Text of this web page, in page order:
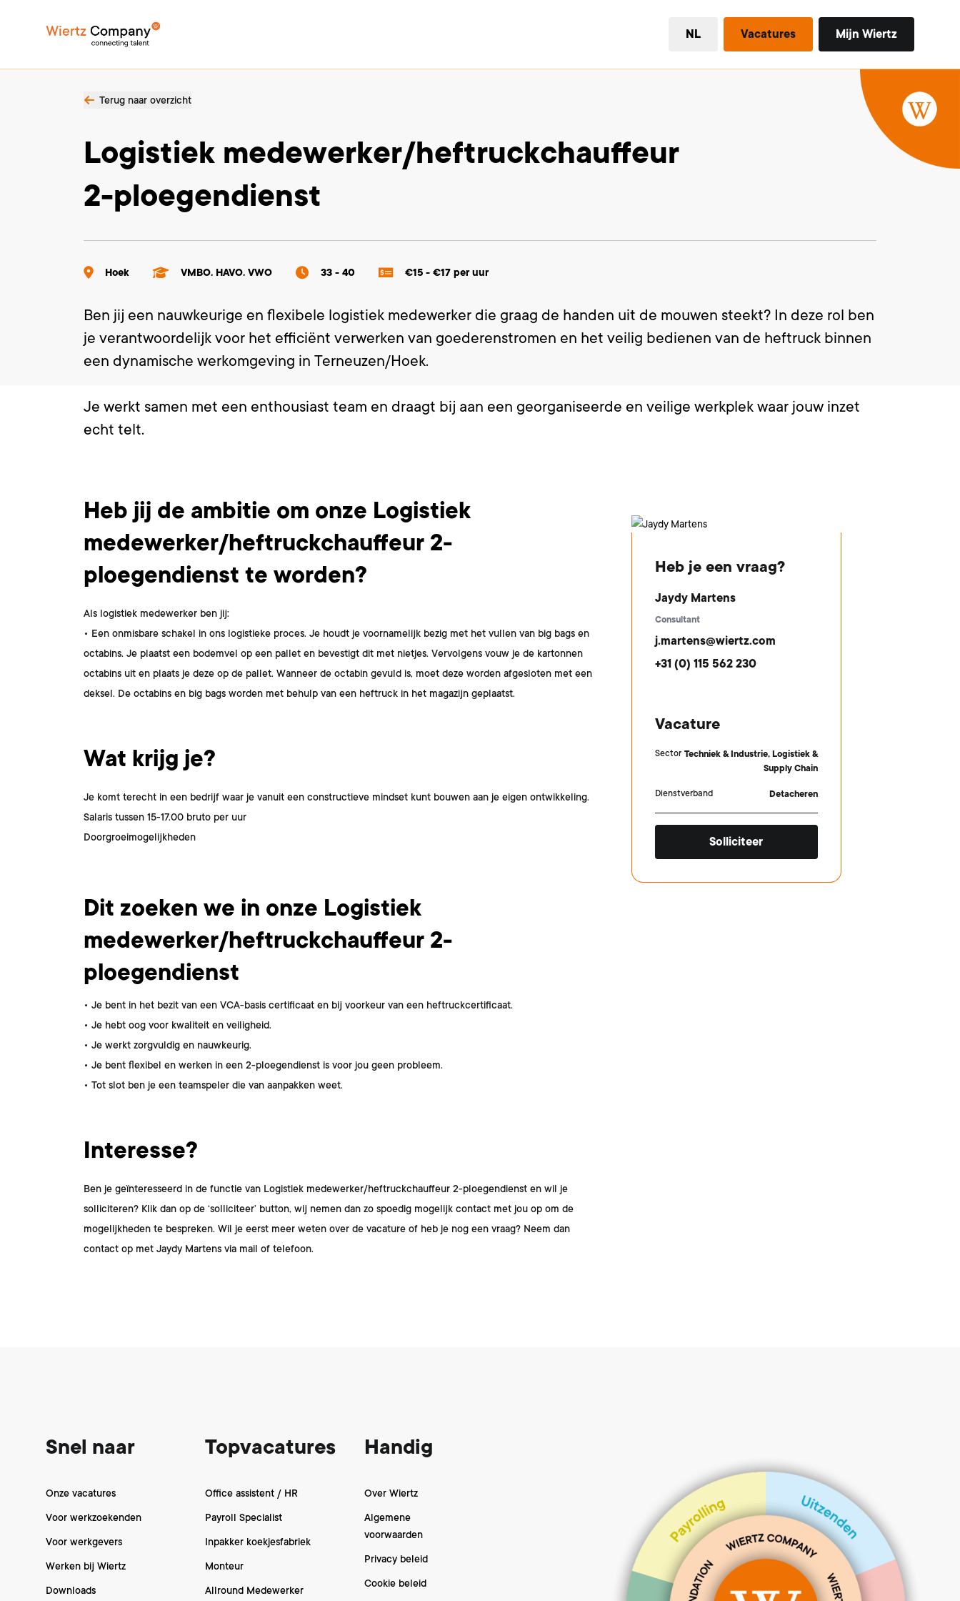
NL Vacatures Mijn Wiertz
Terug naar overzicht
Logistiek medewerker/heftruckchauffeur
2-ploegendienst
Hoek VMBO. HAVO. VWO 33 - 40 €15 - €17 per uur
Ben jij een nauwkeurige en flexibele logistiek medewerker die graag de handen uit de mouwen steekt? In deze rol ben
je verantwoordelijk voor het efficiënt verwerken van goederenstromen en het veilig bedienen van de heftruck binnen
een dynamische werkomgeving in Terneuzen/Hoek.
Je werkt samen met een enthousiast team en draagt bij aan een georganiseerde en veilige werkplek waar jouw inzet
echt telt.
Wat ga je doen?
Heb jij de ambitie om onze Logistiek
medewerker/heftruckchauffeur 2-
ploegendienst te worden?
Als logistiek medewerker ben jij:
• Een onmisbare schakel in ons logistieke proces. Je houdt je voornamelijk bezig met het vullen van big bags en
octabins. Je plaatst een bodemvel op een pallet en bevestigt dit met nietjes. Vervolgens vouw je de kartonnen
octabins uit en plaats je deze op de pallet. Wanneer de octabin gevuld is, moet deze worden afgesloten met een
deksel. De octabins en big bags worden met behulp van een heftruck in het magazijn geplaatst.
Wat krijg je?
Je komt terecht in een bedrijf waar je vanuit een constructieve mindset kunt bouwen aan je eigen ontwikkeling.
Salaris tussen 15-17.00 bruto per uur
Doorgroeimogelijkheden
Dit ben jij
Dit zoeken we in onze Logistiek
medewerker/heftruckchauffeur 2-
ploegendienst
• Je bent in het bezit van een VCA-basis certificaat en bij voorkeur van een heftruckcertificaat.
• Je hebt oog voor kwaliteit en veiligheid.
• Je werkt zorgvuldig en nauwkeurig.
• Je bent flexibel en werken in een 2-ploegendienst is voor jou geen probleem.
• Tot slot ben je een teamspeler die van aanpakken weet.
Interesse?
Ben je geïnteresseerd in de functie van Logistiek medewerker/heftruckchauffeur 2-ploegendienst en wil je
solliciteren? Klik dan op de ‘solliciteer’ button, wij nemen dan zo spoedig mogelijk contact met jou op om de
mogelijkheden te bespreken. Wil je eerst meer weten over de vacature of heb je nog een vraag? Neem dan
contact op met Jaydy Martens via mail of telefoon.
Heb je een vraag?
Jaydy Martens
Consultant
j.martens@wiertz.com
+31 (0) 115 562 230
Vacature
Sector Techniek & Industrie, Logistiek &
Supply Chain
Dienstverband Detacheren
Solliciteer
Snel naar
Onze vacatures
Voor werkzoekenden
Voor werkgevers
Werken bij Wiertz
Downloads
Topvacatures
Office assistent / HR
Payroll Specialist
Inpakker koekjesfabriek
Monteur
Allround Medewerker
Handig
Over Wiertz
Algemene
voorwaarden
Privacy beleid
Cookie beleid